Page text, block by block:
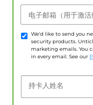
电子邮箱（用于激活
We'd like to send you
security products.
marketing emails. You
in every email. See our
持卡人姓名